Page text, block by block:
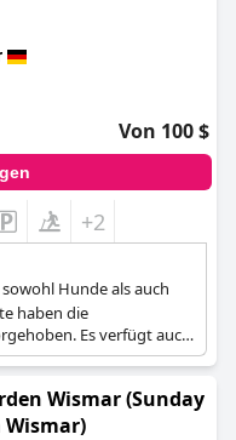
Von 100 $
+2
Hunde als auch
haben die
Es verfügt auch
dem Hundespaziergang
kann.
Wismar (Sunday
Wismar)